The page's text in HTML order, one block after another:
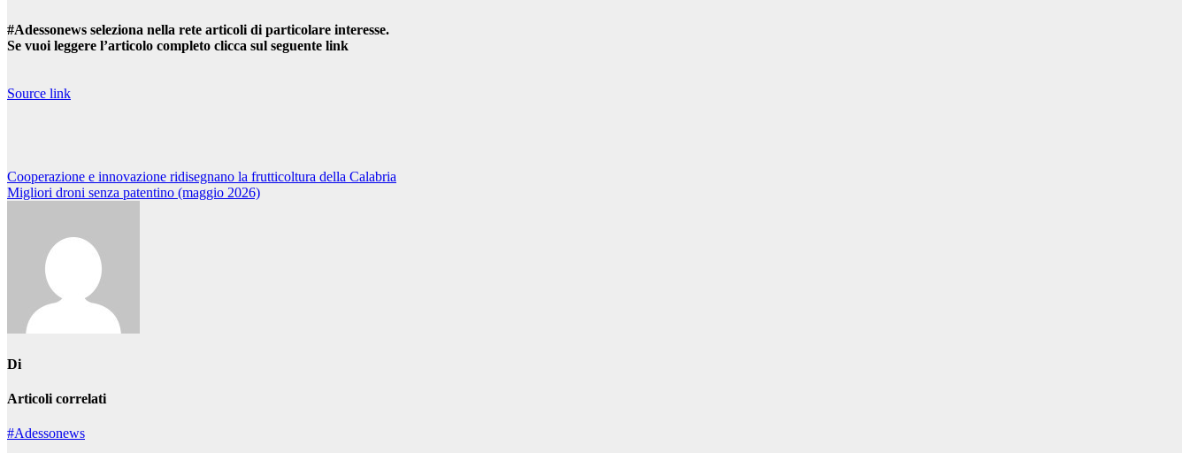
#Adessonews seleziona nella rete articoli di particolare interesse.
Se vuoi leggere l’articolo completo clicca sul seguente link
Source link
Navigazione
articoli
Cooperazione e innovazione ridisegnano la frutticoltura della Calabria
Migliori droni senza patentino (maggio 2026)
Di
Articoli correlati
#Adessonews